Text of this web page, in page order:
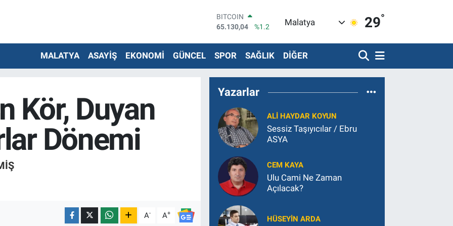
BITCOIN
65.130,04
%1.2
EURO
55,1652
%0.27
STERLİN
64,4046
%0.35
G.ALTIN
6648.99
BİST100
13.773
%-19
Malatya 29°
MALATYA ASAYİŞ EKONOMİ GÜNCEL SPOR SAĞLIK DİĞER
Kör, Duyan
Dönemi
A- A+
Yazarlar
ALI HAYDAR KOYUN
Sessiz Taşıyıcılar / Ebru
ASYA
CEM KAYA
Ulu Cami Ne Zaman
Açılacak?
HÜSEYIN ARDA